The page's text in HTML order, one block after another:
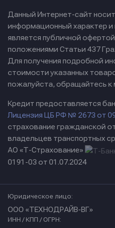
Данный Интернет-сайт
информационный характер и
является публичной
положениями Статьи 437
Для получения подробной
стоимости указанных
пожалуйста, обращайтесь
Кредит предоставляется
Лицензия ЦБ РФ № 2673 от
страхование гражданской
владельцев транспортных
АО «Т-Страхование»
0191-03 от 01.07.2024
Юридическое лицо:
ООО «ТЕХНОДРАЙВ-ВГ»
ИНН / КПП / ОГРН: